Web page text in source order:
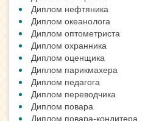
Диплом нефтяника
Диплом океанолога
Диплом оптометриста
Диплом охранника
Диплом оценщика
Диплом парикмахера
Диплом педагога
Диплом переводчика
Диплом повара
Диплом повара-кондитера